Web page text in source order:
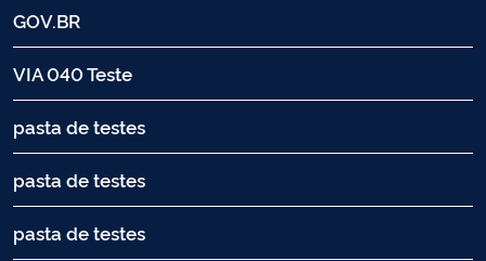
GOV.BR
VIA 040 Teste
pasta de testes
pasta de testes
pasta de testes